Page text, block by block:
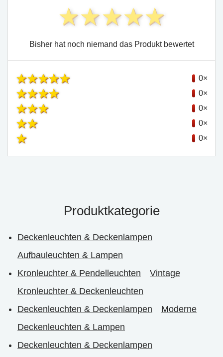
Bisher hat noch niemand das Produkt bewertet
0×
0×
0×
0×
0×
Produktkategorie
Deckenleuchten & Deckenlampen
Aufbauleuchten & Lampen
Kronleuchter & Pendelleuchten
Vintage
Kronleuchter & Deckenleuchten
Deckenleuchten & Deckenlampen
Moderne
Deckenleuchten & Lampen
Deckenleuchten & Deckenlampen